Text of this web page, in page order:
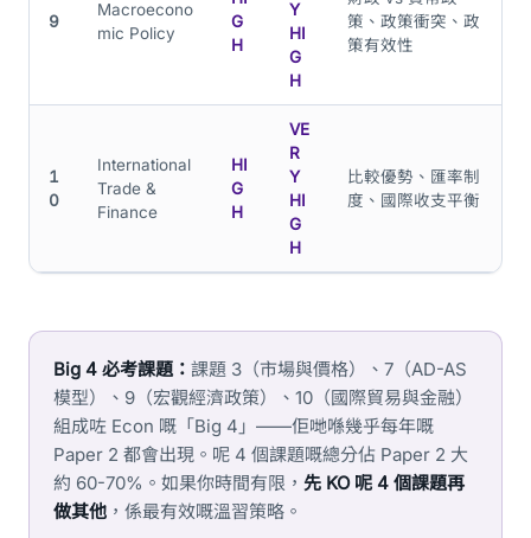
9
Macroecono
mic Policy
G
H
Y
HI
G
H
策、政策衝突、政
策有效性
1
0
International
Trade &
Finance
HI
G
H
VE
R
Y
HI
G
H
比較優勢、匯率制
度、國際收支平衡
Big 4 必考課題： 課題 3（市場與價格）、7（AD-AS
模型）、9（宏觀經濟政策）、10（國際貿易與金融）
組成咗 Econ 嘅「Big 4」——佢哋喺幾乎每年嘅
Paper 2 都會出現。呢 4 個課題嘅總分佔 Paper 2 大
約 60-70%。如果你時間有限， 先 KO 呢 4 個課題再
做其他 ，係最有效嘅溫習策略。